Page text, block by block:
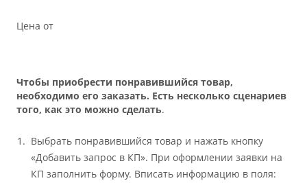
Цена от
Чтобы приобрести понравившийся товар,
необходимо его заказать. Есть несколько сценариев
того, как это можно сделать.
Выбрать понравившийся товар и нажать кнопку
«Добавить запрос в КП». При оформлении заявки на
КП заполнить форму. Вписать информацию в поля: